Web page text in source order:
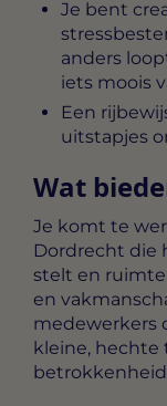
Je bent
anders
iets moois
Een
uitstapjes
Wat
Je komt te
Dordrecht die
stelt en
en
medewerkers
kleine, hechte